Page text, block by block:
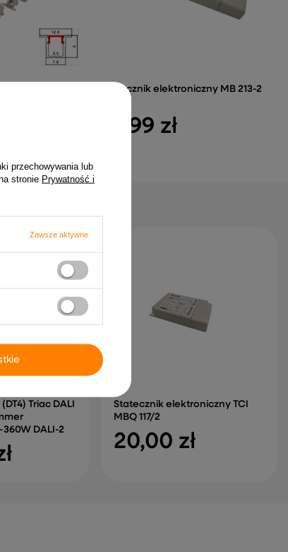
Statecznik elektroniczny MB 213-2
99,99 zł
Triac DALI
DALI-2
Statecznik elektroniczny TCI
MBQ 117/2
20,00 zł
przechowywania lub
stronie Prywatność i
Zawsze aktywne